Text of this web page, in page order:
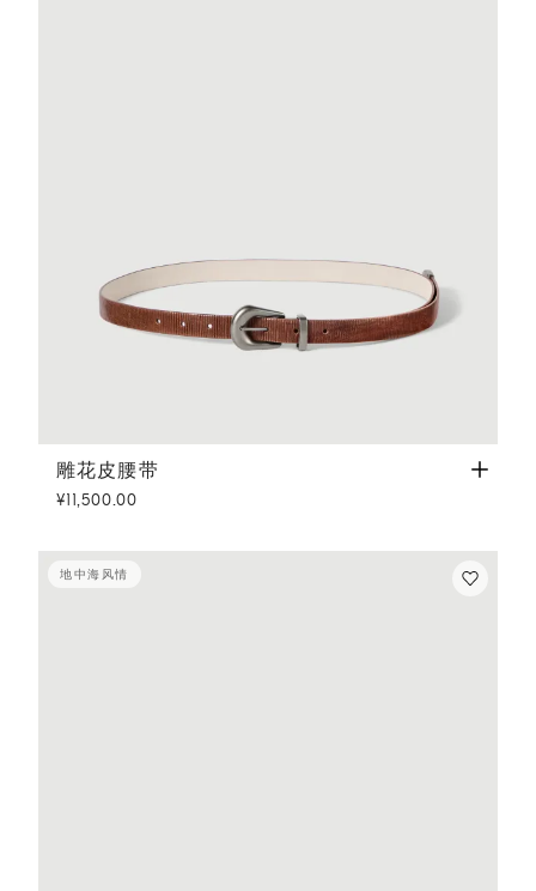
雕花皮腰带 浅棕色
雕花皮腰带
¥11,500.00
地中海风情